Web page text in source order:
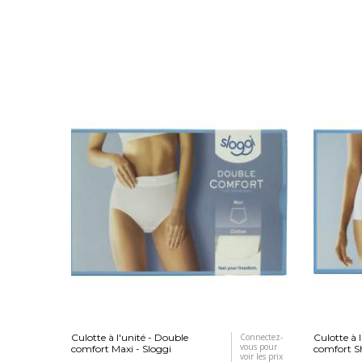
Culotte à l'unité - Double
comfort Maxi - Sloggi
Connectez-
vous pour
voir les prix
Culotte à
comfort